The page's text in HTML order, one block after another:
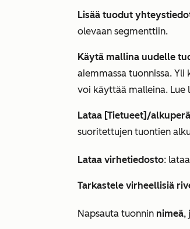
Lisää tuodut
olevaan segmenttiin.
Käytä mallina uudelle
aiemmassa tuonnissa.
voi käyttää malleina. Lue
Lataa [Tietueet]/
suoritettujen tuontien
Lataa virhetiedosto:
Tarkastele virheellisiä
Napsauta tuonnin nimeä,